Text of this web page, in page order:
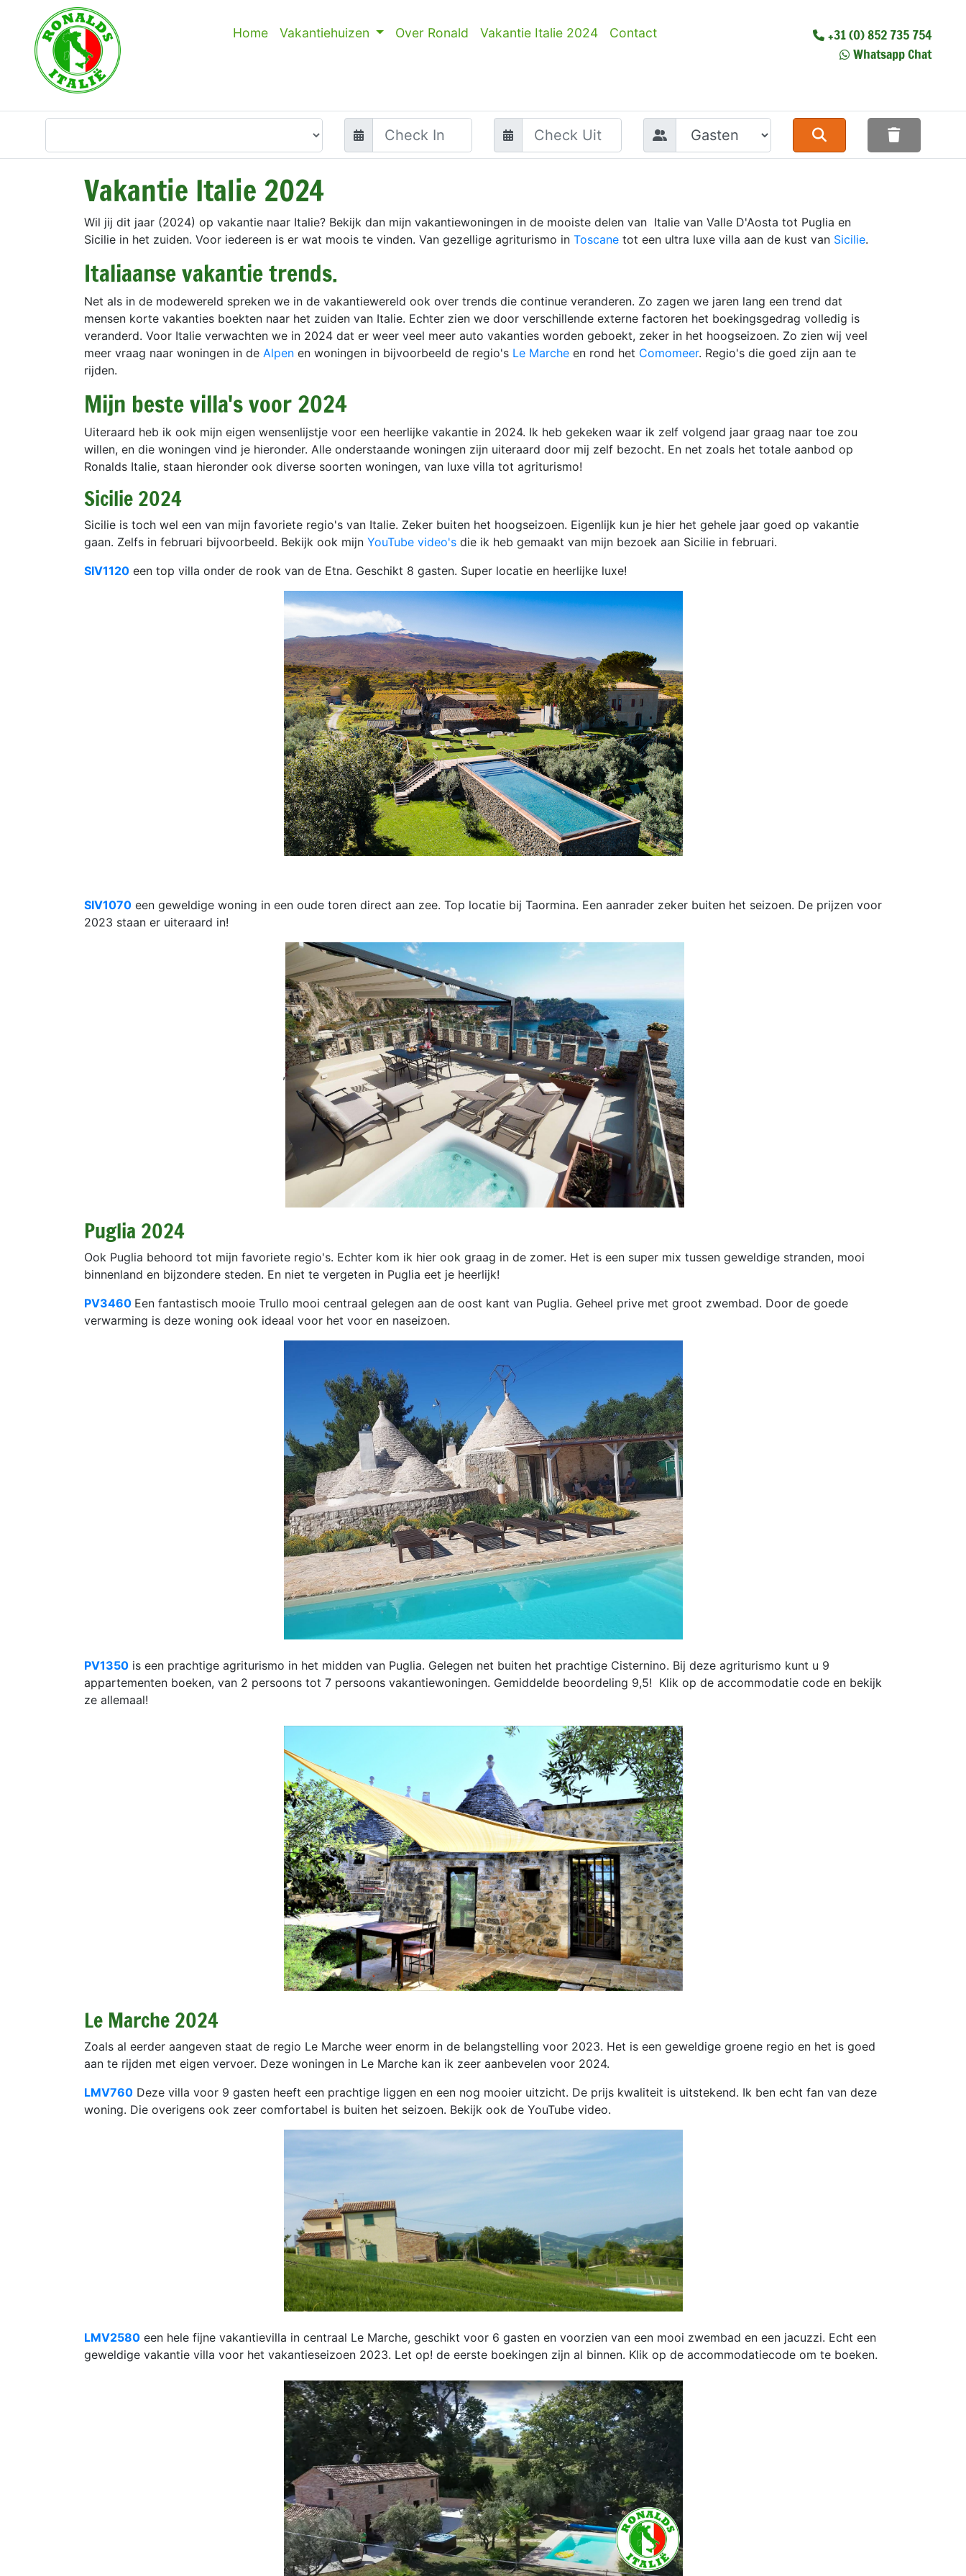
Home Vakantiehuizen Over Ronald Vakantie Italie 2024 Contact
+31 (0) 852 735 754
Whatsapp Chat
wilt u heen?
Vakantie Italie 2024
Wil jij dit jaar (2024) op vakantie naar Italie? Bekijk dan mijn vakantiewoningen in de mooiste delen van Italie van Valle D'Aosta tot Puglia en
Sicilie in het zuiden. Voor iedereen is er wat moois te vinden. Van gezellige agriturismo in Toscane tot een ultra luxe villa aan de kust van Sicilie.
Italiaanse vakantie trends.
Net als in de modewereld spreken we in de vakantiewereld ook over trends die continue veranderen. Zo zagen we jaren lang een trend dat
mensen korte vakanties boekten naar het zuiden van Italie. Echter zien we door verschillende externe factoren het boekingsgedrag volledig is
veranderd. Voor Italie verwachten we in 2024 dat er weer veel meer auto vakanties worden geboekt, zeker in het hoogseizoen. Zo zien wij veel
meer vraag naar woningen in de Alpen en woningen in bijvoorbeeld de regio's Le Marche en rond het Comomeer. Regio's die goed zijn aan te
rijden.
Mijn beste villa's voor 2024
Uiteraard heb ik ook mijn eigen wensenlijstje voor een heerlijke vakantie in 2024. Ik heb gekeken waar ik zelf volgend jaar graag naar toe zou
willen, en die woningen vind je hieronder. Alle onderstaande woningen zijn uiteraard door mij zelf bezocht. En net zoals het totale aanbod op
Ronalds Italie, staan hieronder ook diverse soorten woningen, van luxe villa tot agriturismo!
Sicilie 2024
Sicilie is toch wel een van mijn favoriete regio's van Italie. Zeker buiten het hoogseizoen. Eigenlijk kun je hier het gehele jaar goed op vakantie
gaan. Zelfs in februari bijvoorbeeld. Bekijk ook mijn YouTube video's die ik heb gemaakt van mijn bezoek aan Sicilie in februari.
SIV1120 een top villa onder de rook van de Etna. Geschikt 8 gasten. Super locatie en heerlijke luxe!
SIV1070 een geweldige woning in een oude toren direct aan zee. Top locatie bij Taormina. Een aanrader zeker buiten het seizoen. De prijzen voor
2023 staan er uiteraard in!
,
Puglia 2024
Ook Puglia behoord tot mijn favoriete regio's. Echter kom ik hier ook graag in de zomer. Het is een super mix tussen geweldige stranden, mooi
binnenland en bijzondere steden. En niet te vergeten in Puglia eet je heerlijk!
PV3460 Een fantastisch mooie Trullo mooi centraal gelegen aan de oost kant van Puglia. Geheel prive met groot zwembad. Door de goede
verwarming is deze woning ook ideaal voor het voor en naseizoen.
PV1350 is een prachtige agriturismo in het midden van Puglia. Gelegen net buiten het prachtige Cisternino. Bij deze agriturismo kunt u 9
appartementen boeken, van 2 persoons tot 7 persoons vakantiewoningen. Gemiddelde beoordeling 9,5! Klik op de accommodatie code en bekijk
ze allemaal!
Le Marche 2024
Zoals al eerder aangeven staat de regio Le Marche weer enorm in de belangstelling voor 2023. Het is een geweldige groene regio en het is goed
aan te rijden met eigen vervoer. Deze woningen in Le Marche kan ik zeer aanbevelen voor 2024.
LMV760 Deze villa voor 9 gasten heeft een prachtige liggen en een nog mooier uitzicht. De prijs kwaliteit is uitstekend. Ik ben echt fan van deze
woning. Die overigens ook zeer comfortabel is buiten het seizoen. Bekijk ook de YouTube video.
LMV2580 een hele fijne vakantievilla in centraal Le Marche, geschikt voor 6 gasten en voorzien van een mooi zwembad en een jacuzzi. Echt een
geweldige vakantie villa voor het vakantieseizoen 2023. Let op! de eerste boekingen zijn al binnen. Klik op de accommodatiecode om te boeken.